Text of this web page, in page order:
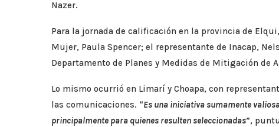
Nazer.
Para la jornada de calificación en la provincia de
Mujer, Paula Spencer; el representante de Inacap,
Departamento de Planes y Medidas de Mitigación de
Lo mismo ocurrió en Limarí y Choapa, con
las comunicaciones. “Es una iniciativa sumamente
principalmente para quienes resulten seleccionadas”,